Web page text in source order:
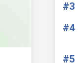
#3
#4
#5